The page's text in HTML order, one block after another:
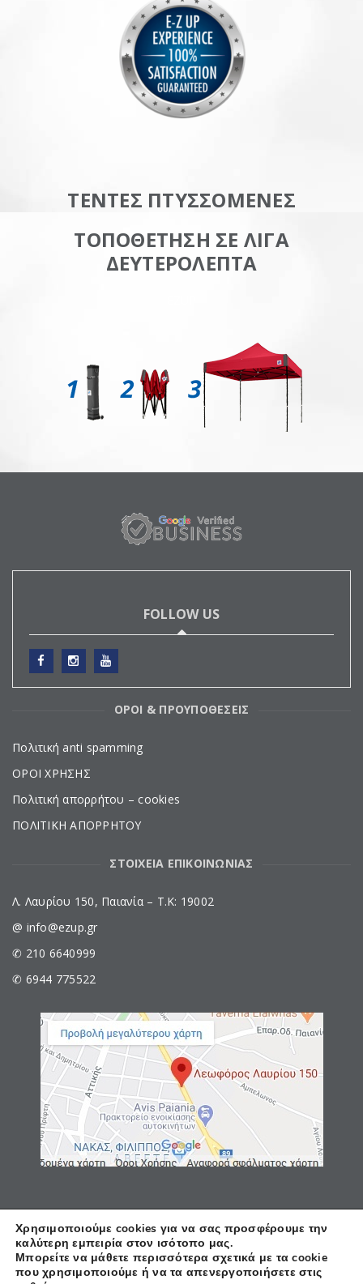
ΤΕΝΤΕΣ ΠΤΥΣΣΟΜΕΝΕΣ
ΤΟΠΟΘΕΤΗΣΗ ΣΕ ΛΙΓΑ
ΔΕΥΤΕΡΟΛΕΠΤΑ
FOLLOW US
ΟΡΟΙ & ΠΡΟΥΠΟΘΕΣΕΙΣ
Πολιτική anti spamming
ΟΡΟΙ ΧΡΗΣΗΣ
Πολιτική απορρήτου – cookies
ΠΟΛΙΤΙΚΗ ΑΠΟΡΡΗΤΟΥ
ΣΤΟΙΧΕΙΑ ΕΠΙΚΟΙΝΩΝΙΑΣ
Λ. Λαυρίου 150, Παιανία – Τ.Κ: 19002
@ info@ezup.gr
✆ 210 6640999
✆ 6944 775522
© Copyright 2020 E-Z UP.GR, All rights reserved. Active
support by WebAce.gr
Χρησιμοποιούμε cookies για να σας προσφέρουμε την
καλύτερη εμπειρία στον ισότοπο μας.
Μπορείτε να μάθετε περισσότερα σχετικά με τα cookie
που χρησιμοποιούμε ή να τα απενεργοποιήσετε στις